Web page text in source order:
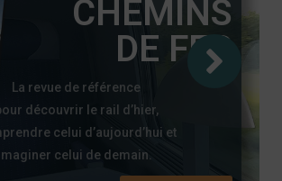
CHEMINS
DE FER
La revue de référence
découvrir le rail d’hier,
celui d’aujourd’hui et
celui de demain.